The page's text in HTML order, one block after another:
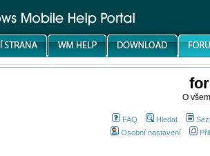
O
FAQ Hledat
Osobní nastavení